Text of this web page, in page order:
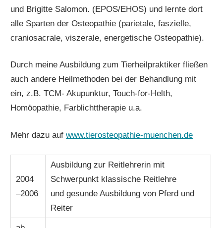
und Brigitte Salomon. (EPOS/EHOS) und lernte dort
alle Sparten der Osteopathie (parietale, faszielle,
craniosacrale, viszerale, energetische Osteopathie).
Durch meine Ausbildung zum Tierheilpraktiker fließen
auch andere Heilmethoden bei der Behandlung mit
ein, z.B. TCM- Akupunktur, Touch-for-Helth,
Homöopathie, Farblichttherapie u.a.
Mehr dazu aufwww.tierosteopathie-muenchen.de
2004
–2006
Ausbildung zur Reitlehrerin mit
Schwerpunkt klassische Reitlehre
und gesunde Ausbildung von Pferd und
Reiter